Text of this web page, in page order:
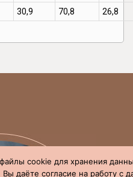
30,9 70,8 26,8
cookie для хранения
Вы даёте согласие на работу с